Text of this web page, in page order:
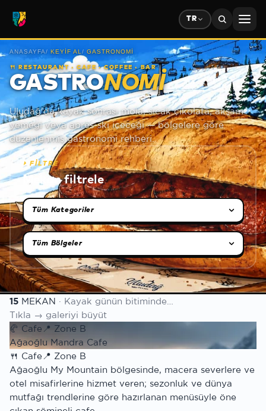
TR
ANASAYFA/ KEYIF AL / GASTRONOMI
🍴 RESTAURANT · CAFE · COFFEE · BAR
GASTRONOMI
Uludağ'da kayak sonrası mola, sıcak çikolata, akşam
yemeği veya après-ski içeceği — bölgelere göre
düzenlenmiş gastronomi rehberi.
⏵ FİLTRE
Mekan filtrele
Kategori seçimi
Bölge seçimi
Mekan listesi
15 MEKAN · Kayak günün bitiminde…
Tıkla → galeriyi büyüt
🥐 Cafe 📍 Zone B
Ağaoğlu Mandra Cafe
🍴 Cafe📍 Zone B
Ağaoğlu My Mountain bölgesinde, macera severlere ve
otel misafirlerine hizmet veren; sezonluk ve dünya
mutfağı trendlerine göre hazırlanan menüsüyle öne